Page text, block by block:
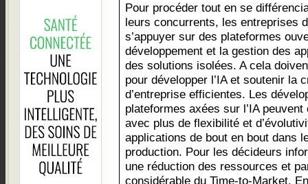
Pour procéder tout en se
leurs concurrents, les entreprises
s’appuyer sur des plateformes
développement et la gestion des
des solutions isolées. A cela
pour développer l’IA et soutenir la
d’entreprise efficientes. Les
plateformes axées sur l’IA
avec plus de flexibilité et
applications de bout en bout dans
production. Pour les décideurs
une réduction des ressources et
considérable du Time-to-Market.